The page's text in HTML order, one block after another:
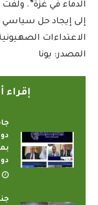
الدماء في غزة”.
إلى إيجاد حل سياسي
الاعتداءات
المصدر: يونا